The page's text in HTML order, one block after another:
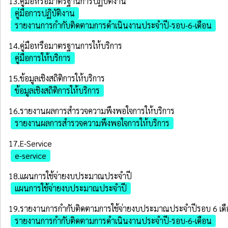
คู่มือการปฏิบัติงาน
รายงานการกำกับติดตามการดำเนินงานประจำปี-รอบ-6-เดือน
14.คู่มือหรือมาตรฐานการให้บริการ
คู่มือการให้บริการ
15.ข้อมูลเชิงสถิติการให้บริการ
ข้อมูลเชิงสถิติการให้บริการ
16.รายงานผลการสำรวจความพึงพอใจการให้บริการ
รายงานผลการสำรวจความพึงพอใจการให้บริการ
17.E-Service
e-service
18.แผนการใช้จ่ายงบประมาณประจำปี
แผนการใช้จ่ายงบประมาณประจำปี
19.รายงานการกํากับติดตามการใช้จ่ายงบประมาณประจำปีรอบ 6 เ
รายงานการกำกับติดตามการดำเนินงานประจำปี-รอบ-6-เดือน